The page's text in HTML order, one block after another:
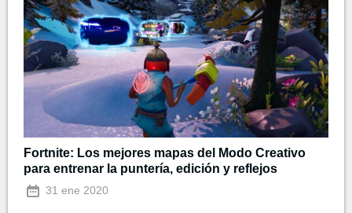
Fortnite: Los mejores mapas del Modo Creativo
para entrenar la puntería, edición y reflejos
31 ene 2020